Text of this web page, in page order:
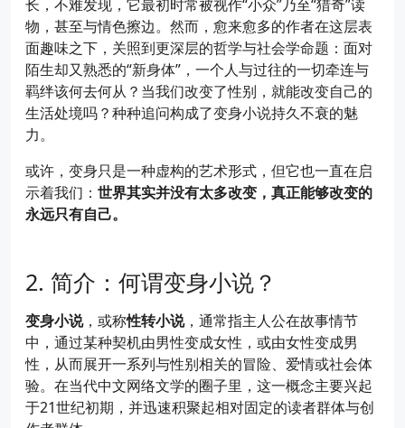
长，不难发现，它最初时常被视作“小众”乃至“猎奇”读
物，甚至与情色擦边。然而，愈来愈多的作者在这层表
面趣味之下，关照到更深层的哲学与社会学命题：面对
陌生却又熟悉的“新身体”，一个人与过往的一切牵连与
羁绊该何去何从？当我们改变了性别，就能改变自己的
生活处境吗？种种追问构成了变身小说持久不衰的魅
力。
或许，变身只是一种虚构的艺术形式，但它也一直在启
示着我们： 世界其实并没有太多改变，真正能够改变的
永远只有自己。
简介：何谓变身小说？
变身小说，或称性转小说，通常指主人公在故事情节
中，通过某种契机由男性变成女性，或由女性变成男
性，从而展开一系列与性别相关的冒险、爱情或社会体
验。在当代中文网络文学的圈子里，这一概念主要兴起
于21世纪初期，并迅速积聚起相对固定的读者群体与创